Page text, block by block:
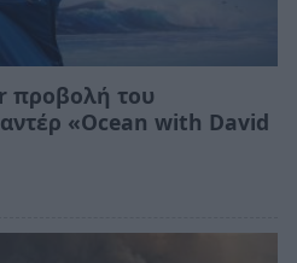
προβολή του
«Ocean with David